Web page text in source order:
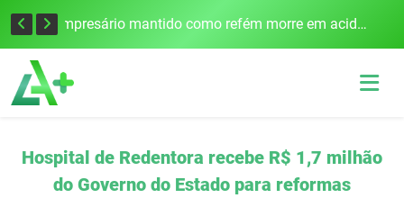
Edital para construção de ponte entre Itapiranga e Barra do Guarita deve ser lançado no segundo semestre Empresário mantido como refém morre em acidente após assalto em Cerro Largo
Hospital de Redentora recebe R$ 1,7 milhão
do Governo do Estado para reformas